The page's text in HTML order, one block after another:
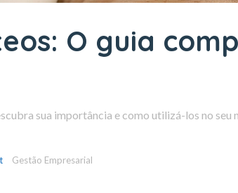
O guia
sua importância e como utilizá-los no seu
Gestão Empresarial